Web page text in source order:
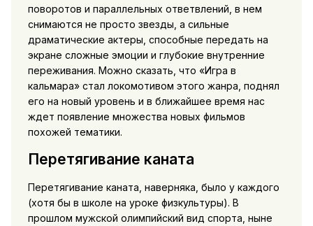
поворотов и параллельных ответвлений, в нем
снимаются не просто звезды, а сильные
драматические актеры, способные передать на
экране сложные эмоции и глубокие внутренние
переживания. Можно сказать, что «Игра в
кальмара» стал локомотивом этого жанра, поднял
его на новый уровень и в ближайшее время нас
ждет появление множества новых фильмов
похожей тематики.
Перетягивание каната
Перетягивание каната, наверняка, было у каждого
(хотя бы в школе на уроке физкультуры). В
прошлом мужской олимпийский вид спорта, ныне